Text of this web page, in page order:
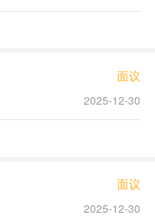
面议
2025-12-30
面议
2025-12-30